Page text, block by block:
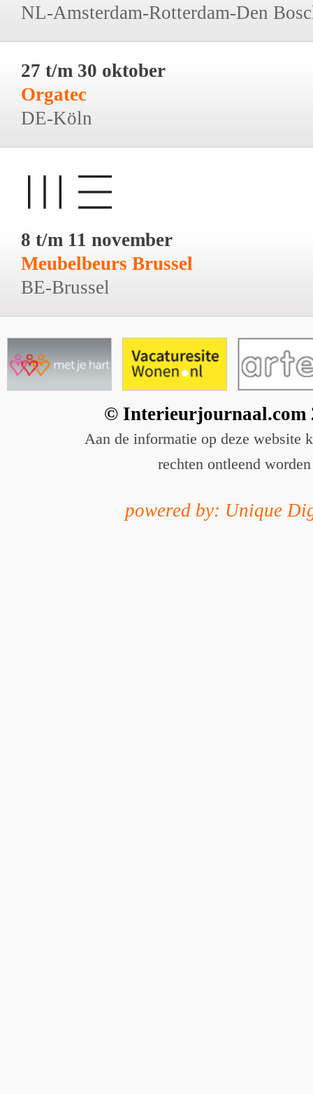
NL-Amsterdam-Rotterdam-Den
27 t/m 30 oktober
Orgatec
DE-Köln
8 t/m 11 november
Meubelbeurs Brussel
BE-Brussel
© Interieurjournaal.com
Aan de informatie op deze website
rechten ontleend worden
powered by: Unique